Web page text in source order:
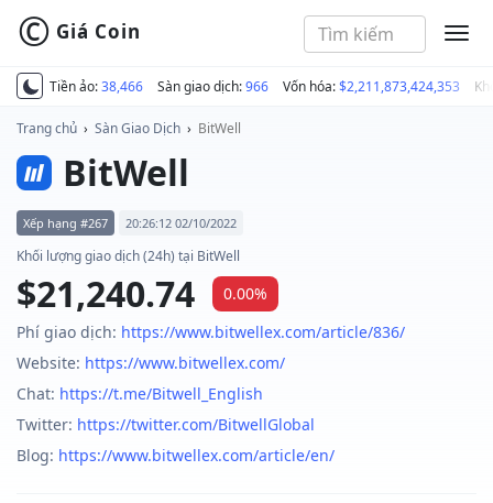
Tiền ảo:38,466 Sàn giao dịch:966 Vốn hóa:$2,211,873,424,353
© Giá Coin
Trang chủ › Sàn Giao Dịch › BitWell
BitWell
Xếp hạng #267 20:26:12 02/10/2022
Khối lượng giao dịch (24h) tại BitWell
$21,240.74
0.00%
Phí giao dịch: https://www.bitwellex.com/article/836/
Website: https://www.bitwellex.com/
Chat: https://t.me/Bitwell_English
Twitter: https://twitter.com/BitwellGlobal
Blog: https://www.bitwellex.com/article/en/